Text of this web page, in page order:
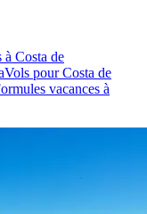
à Costa de
Vols pour Costa de
vacances à